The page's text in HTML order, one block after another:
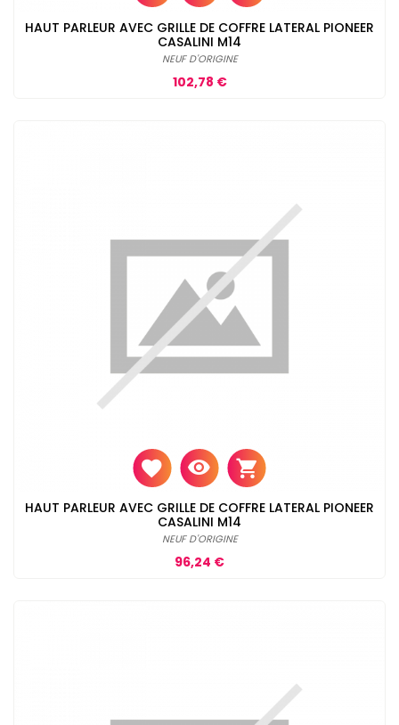
HAUT PARLEUR AVEC GRILLE DE COFFRE LATERAL PIONEER
CASALINI M14
NEUF D'ORIGINE
Prix
102,78 €
HAUT PARLEUR AVEC GRILLE DE COFFRE LATERAL PIONEER
CASALINI M14
NEUF D'ORIGINE
Prix
96,24 €